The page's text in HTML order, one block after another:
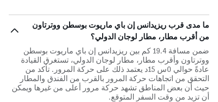
ما مدى قرب ريزيدانس إن باي ماريوت بوسطن ووترتاون
من أقرب مطار، مطار لوجان الدولي؟
ضمن مسافة 19.4 كم بين ريزيدانس إن باي ماريوت بوسطن
ووترتاون وأقرب مطار، مطار لوجان الدولي، تستغرق القيادة
عادةً حوالي 0س 15د يعتمد ذلك على حركة المرور. تأكد من
التحقق من اتجاهات حركة المرور بالقرب من الفندق والمطار
حيث أن بعض المناطق تشهد حركة مرور أعلى من غيرها ويمكن
أن تزيد من وقت السفر المتوقع.